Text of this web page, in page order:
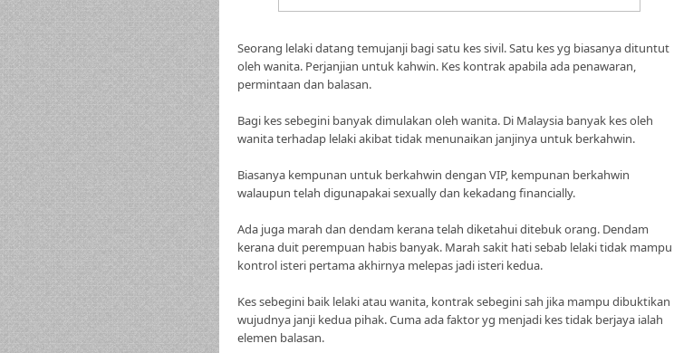
Seorang lelaki datang temujanji bagi satu kes sivil. Satu kes yg biasanya dituntut
oleh wanita. Perjanjian untuk kahwin. Kes kontrak apabila ada penawaran,
permintaan dan balasan.
Bagi kes sebegini banyak dimulakan oleh wanita. Di Malaysia banyak kes oleh
wanita terhadap lelaki akibat tidak menunaikan janjinya untuk berkahwin.
Biasanya kempunan untuk berkahwin dengan VIP, kempunan berkahwin
walaupun telah digunapakai sexually dan kekadang financially.
Ada juga marah dan dendam kerana telah diketahui ditebuk orang. Dendam
kerana duit perempuan habis banyak. Marah sakit hati sebab lelaki tidak mampu
kontrol isteri pertama akhirnya melepas jadi isteri kedua.
Kes sebegini baik lelaki atau wanita, kontrak sebegini sah jika mampu dibuktikan
wujudnya janji kedua pihak. Cuma ada faktor yg menjadi kes tidak berjaya ialah
elemen balasan.